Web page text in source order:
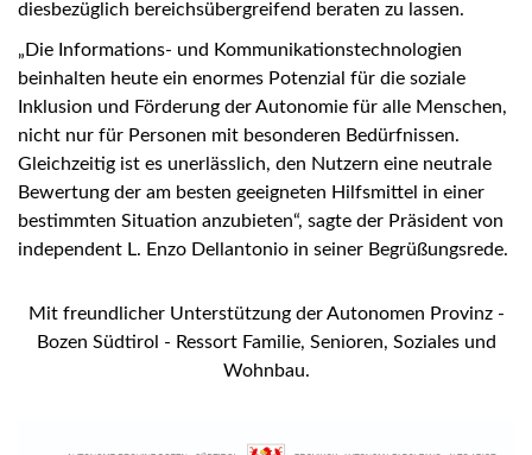
diesbezüglich bereichsübergreifend beraten zu lassen.
„Die Informations- und Kommunikationstechnologien
beinhalten heute ein enormes Potenzial für die soziale
Inklusion und Förderung der Autonomie für alle Menschen,
nicht nur für Personen mit besonderen Bedürfnissen.
Gleichzeitig ist es unerlässlich, den Nutzern eine neutrale
Bewertung der am besten geeigneten Hilfsmittel in einer
bestimmten Situation anzubieten“, sagte der Präsident von
independent L. Enzo Dellantonio in seiner Begrüßungsrede.
Mit freundlicher Unterstützung der Autonomen Provinz -
Bozen Südtirol - Ressort Familie, Senioren, Soziales und
Wohnbau.